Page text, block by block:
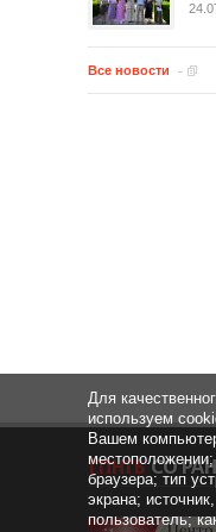
Все новости
Для
используем
Вашем
браузера; тип
экрана;
пользователь;